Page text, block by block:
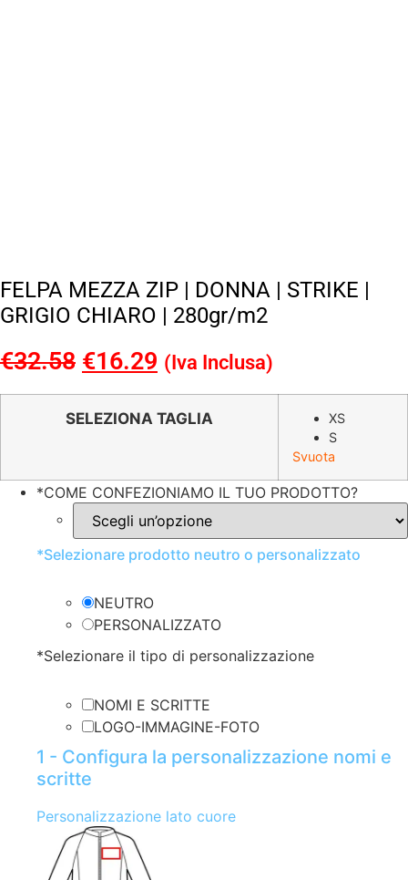
FELPA MEZZA ZIP | DONNA | STRIKE |
GRIGIO CHIARO | 280gr/m2
€32.58 Il
prezzo
originale
€32.58.
€16.29 Il
prezzo
attuale
€16.29.
(Iva Inclusa)
SELEZIONA TAGLIA
XS
S
Svuota
*COME CONFEZIONIAMO IL TUO PRODOTTO?
*Selezionare prodotto neutro o personalizzato
NEUTRO
PERSONALIZZATO
*Selezionare il tipo di personalizzazione
NOMI E SCRITTE
LOGO-IMMAGINE-FOTO
1 - Configura la personalizzazione nomi e
scritte
Personalizzazione lato cuore